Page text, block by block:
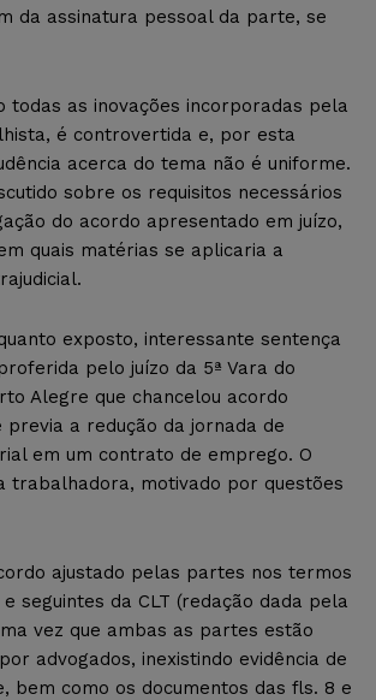
da assinatura pessoal da parte, se
todas as inovações incorporadas pela
é controvertida e, por esta
acerca do tema não é uniforme.
sobre os requisitos necessários
do acordo apresentado em juízo,
quais matérias se aplicaria a
exposto, interessante sentença
pelo juízo da 5ª Vara do
Alegre que chancelou acordo
previa a redução da jornada de
em um contrato de emprego. O
trabalhadora, motivado por questões
ajustado pelas partes nos termos
seguintes da CLT (redação dada pela
vez que ambas as partes estão
advogados, inexistindo evidência de
bem como os documentos das fls. 8 e